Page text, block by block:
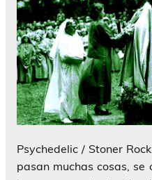
Psychedelic / Stoner
pasan muchas cosas, se